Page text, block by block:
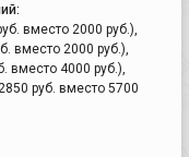
вместо 2000 руб.),
вместо 2000 руб.),
вместо 4000 руб.),
руб. вместо 5700